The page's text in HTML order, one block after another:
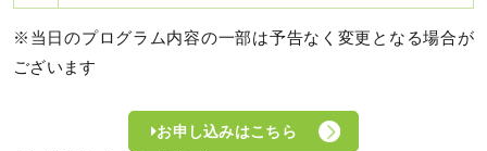
※当日のプログラム内容の一部は予告なく変更となる場合が
ございます
お申し込みはこちら